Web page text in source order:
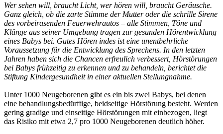
Wer sehen will, braucht Licht, wer hören will, braucht Geräusche.
Ganz gleich, ob die zarte Stimme der Mutter oder die schrille Sirene
des vorbeirasenden Feuerwehrautos – alle Stimmen, Töne und
Klänge aus seiner Umgebung tragen zur gesunden Hörentwicklung
eines Babys bei. Gutes Hören indes ist eine unentbehrliche
Voraussetzung für die Entwicklung des Sprechens. In den letzten
Jahren haben sich die Chancen erfreulich verbessert, Hörstörungen
bei Babys frühzeitig zu erkennen und zu behandeln, berichtet die
Stiftung Kindergesundheit in einer aktuellen Stellungnahme.
Unter 1000 Neugeborenen gibt es ein bis zwei Babys, bei denen
eine behandlungsbedürftige, beidseitige Hörstörung besteht. Werden
gering gradige und einseitige Hörstörungen mit einbezogen, liegt
das Risiko mit etwa 2,7 pro 1000 Neugeborenen deutlich höher.